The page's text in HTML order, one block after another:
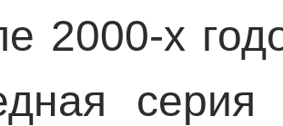
2000-х